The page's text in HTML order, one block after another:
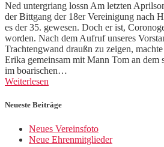
Ned untergriang lossn Am letzten
der Bittgang der 18er Vereinigung nach
es der 35. gewesen. Doch er ist,
worden. Nach dem Aufruf unseres
Trachtengwand draußn zu zeigen,
Erika gemeinsam mit Mann Tom an dem
im boarischen…
Weiterlesen
Neueste Beiträge
Neues Vereinsfoto
Neue Ehrenmitglieder